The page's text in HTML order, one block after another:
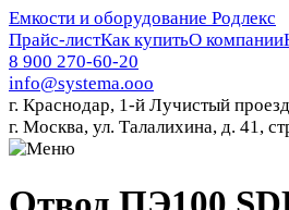
Емкости и оборудование Родлекс
Прайс-листКак купитьО компании
8 900 270-60-20
info@systema.ooo
г. Краснодар, 1-й Лучистый
г. Москва, ул. Талалихина, д. 41,